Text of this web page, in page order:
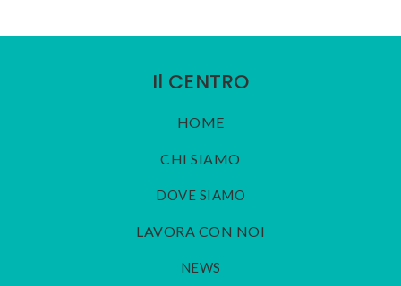
Il CENTRO
HOME
CHI SIAMO
DOVE SIAMO
LAVORA CON NOI
NEWS